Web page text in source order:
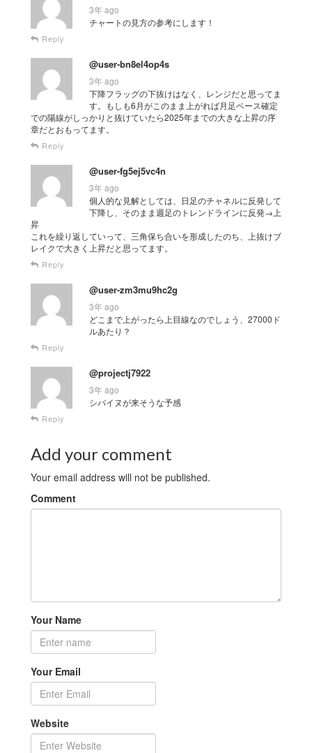
3年 ago
チャートの見方の参考にします！
Reply
@user-bn8el4op4s
3年 ago
下降フラッグの下抜けはなく、レンジだと思ってま
す。もしも6月がこのまま上がれば月足ベース確定
での陽線がしっかりと抜けていたら2025年までの大きな上昇の序
章だとおもってます。
Reply
@user-fg5ej5vc4n
3年 ago
個人的な見解としては、日足のチャネルに反発して
下降し、そのまま週足のトレンドラインに反発→上
昇
これを繰り返していって、三角保ち合いを形成したのち、上抜けブ
レイクで大きく上昇だと思ってます。
Reply
@user-zm3mu9hc2g
3年 ago
どこまで上がったら上目線なのでしょう、27000ド
ルあたり？
Reply
@projectj7922
3年 ago
シバイヌが来そうな予感
Reply
Add your comment
Your email address will not be published.
Comment
Your Name
Your Email
Website